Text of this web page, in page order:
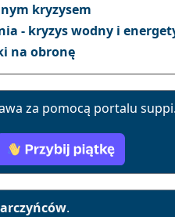
kryzysem
- kryzys wodny i
na obronę
za pomocą portalu
.